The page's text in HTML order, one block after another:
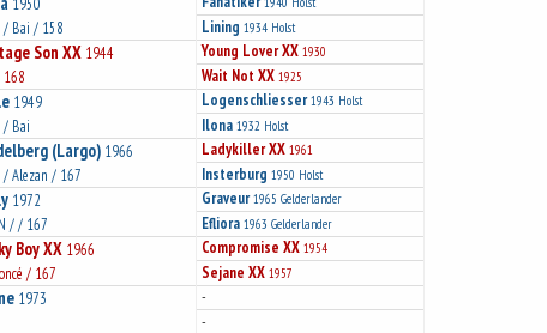
/ Bai / 158
Lining 1934 Holst
Son XX 1944
168
Young Lover XX 1930
Wait Not XX 1925
1949
/ Bai
Logenschliesser 1943 Holst
Ilona 1932 Holst
(Largo) 1966
/ Alezan / 167
Ladykiller XX 1961
Insterburg 1950 Holst
1972
/ / 167
Graveur 1965 Gelderlander
Efliora 1963 Gelderlander
Boy XX 1966
/ 167
Compromise XX 1954
Sejane XX 1957
1973
-
-